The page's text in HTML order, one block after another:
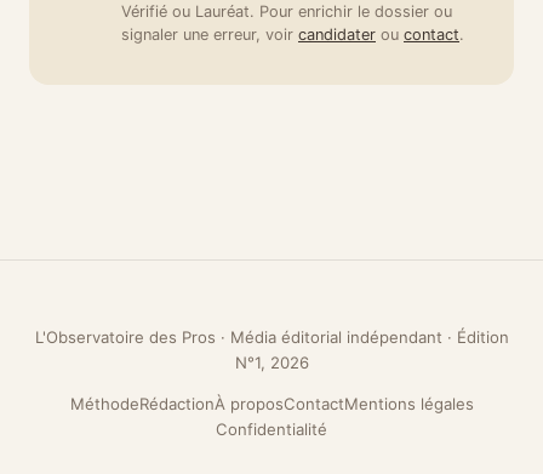
Vérifié ou Lauréat. Pour enrichir le dossier ou
signaler une erreur, voir candidater ou contact.
L'Observatoire des Pros · Média éditorial indépendant · Édition
N°1, 2026
MéthodeRédactionÀ proposContactMentions légales
Confidentialité